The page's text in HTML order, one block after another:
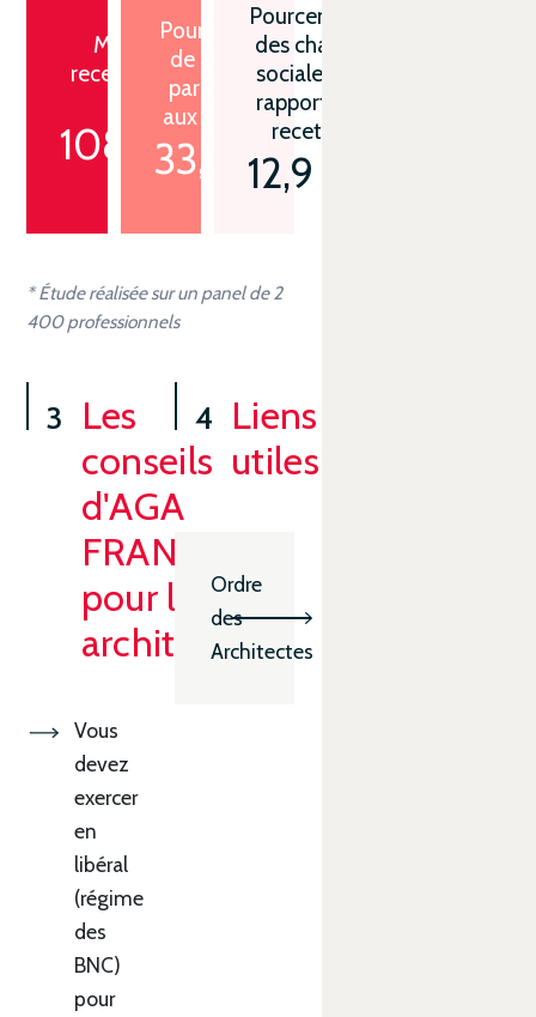
Moyenne des
recettes annuelles
brutes
108 653 €
Pourcentage
de résultat
par rapport
aux recettes
33,9 %
Pourcentage
des charges
sociales par
rapport aux
recettes
12,9 %
* Étude réalisée sur un panel de 2
400 professionnels
Les
conseils
d'AGA
FRANCE
pour les
architectes
Vous
devez
exercer
en
libéral
(régime
des
BNC)
pour
Liens
utiles
Ordre
des
Architectes